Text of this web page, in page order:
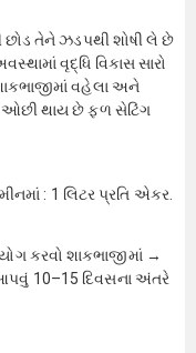
તેને ઝડપથી શોષી લે છે
વૃદ્ધિ વિકાસ સારો
વહેલા અને
થાય છે ફળ સેટિંગ
: 1 લિટર પ્રતિ એકર.
કરવો શાકભાજીમાં →
10–15 દિવસના અંતરે